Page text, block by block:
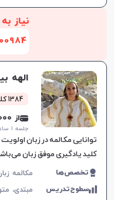
نیاز
- 021
الهه
1384 کلاس موفق
از 330,000 تومان
جلسه ۱ ساعتی
توانایی مکالمه در زبان
کلید یادگیری موفق زبان
تخصص‌ها
سطوح‌تدریس مبتدی،